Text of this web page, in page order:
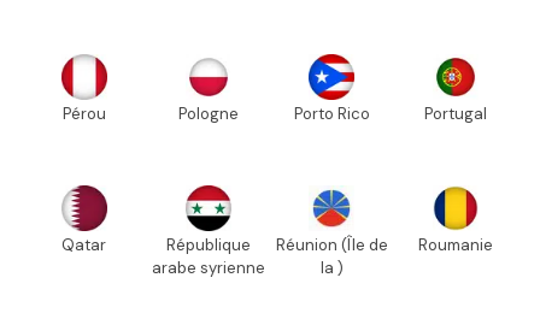
Pérou Pologne Porto Rico Portugal
Qatar
République
arabe syrienne
Réunion (Île de
la )
Roumanie